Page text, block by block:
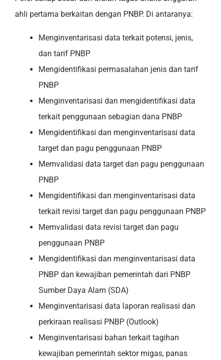
ahli pertama berkaitan dengan PNBP. Di antaranya:
Menginventarisasi data terkait potensi, jenis,
dan tarif PNBP
Mengidentifikasi permasalahan jenis dan tarif
PNBP
Menginventarisasi dan mengidentifikasi data
terkait penggunaan sebagian dana PNBP
Mengidentifikasi dan menginventarisasi data
target dan pagu penggunaan PNBP
Memvalidasi data target dan pagu penggunaan
PNBP
Mengidentifikasi dan menginventarisasi data
terkait revisi target dan pagu penggunaan PNBP
Memvalidasi data revisi target dan pagu
penggunaan PNBP
Mengidentifikasi dan menginventarisasi data
PNBP dan kewajiban pemerintah dari PNBP
Sumber Daya Alam (SDA)
Menginventarisasi data laporan realisasi dan
perkiraan realisasi PNBP (Outlook)
Menginventarisasi bahan terkait tagihan
kewajiban pemerintah sektor migas, panas